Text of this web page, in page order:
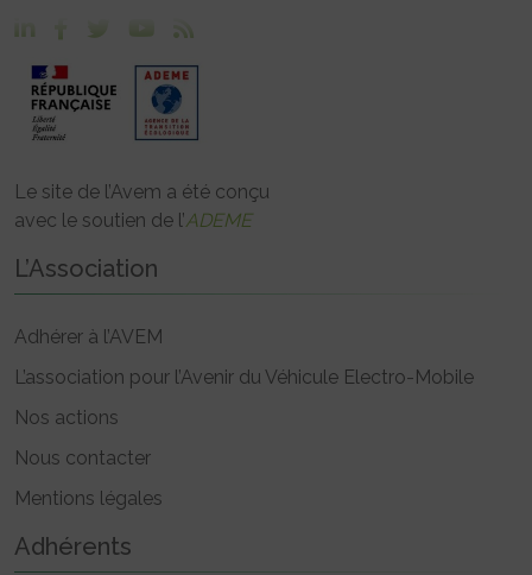
Le site de l’Avem a été conçu
avec le soutien de l’ADEME
L’Association
Adhérer à l’AVEM
L’association pour l’Avenir du Véhicule Electro-Mobile
Nos actions
Nous contacter
Mentions légales
Adhérents